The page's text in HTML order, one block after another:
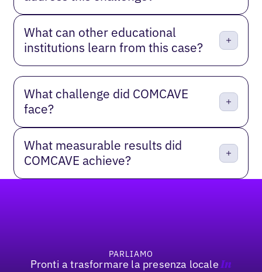
What can other educational
institutions learn from this case?
What challenge did COMCAVE
face?
What measurable results did
COMCAVE achieve?
PARLIAMO
Pronti a trasformare la presenza locale In